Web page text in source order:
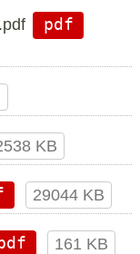
pdf
KB
29044 KB
161 KB